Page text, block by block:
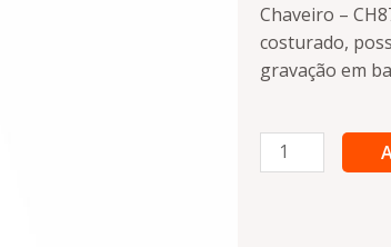
Chaveiro –
costurado,
gravação em
Chaveiro
-